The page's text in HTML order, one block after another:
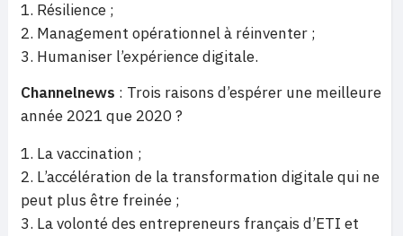
Résilience ;
Management opérationnel à réinventer ;
Humaniser l’expérience digitale.
Channelnews : Trois raisons d’espérer une meilleure
année 2021 que 2020 ?
La vaccination ;
L’accélération de la transformation digitale qui ne
peut plus être freinée ;
La volonté des entrepreneurs français d’ETI et